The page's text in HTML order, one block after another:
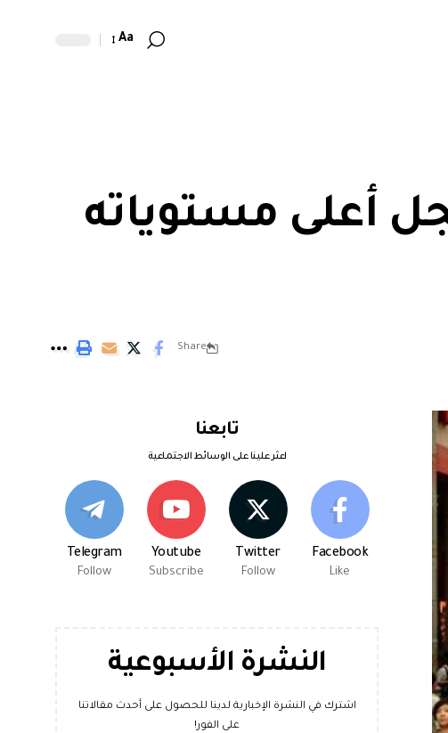
Aa
أعلى مستوياته
Share
تابعنا
اعثر علينا على الوسائط الاجتماعية
Facebook
Like
Twitter
Follow
Youtube
Subscribe
Telegram
Follow
النشرة الأسبوعية
اشترك في النشرة الإخبارية لدينا للحصول على أحدث مقالاتنا
على الفور!